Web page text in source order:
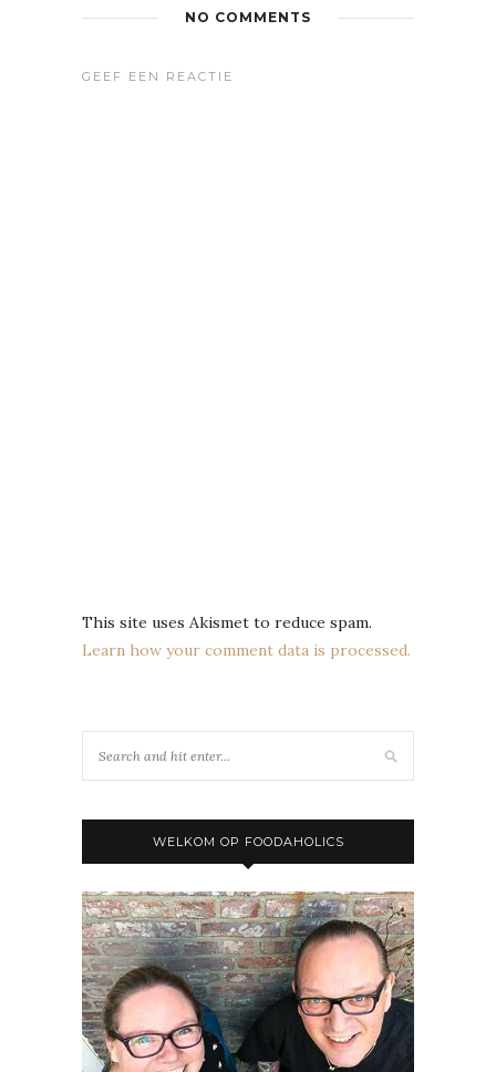
NO COMMENTS
GEEF EEN REACTIE
This site uses Akismet to reduce spam.
Learn how your comment data is processed.
WELKOM OP FOODAHOLICS